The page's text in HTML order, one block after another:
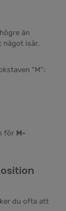
än
något isär.
"M":
för M-
du ofta att